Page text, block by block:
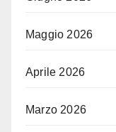
Maggio 2026
Aprile 2026
Marzo 2026